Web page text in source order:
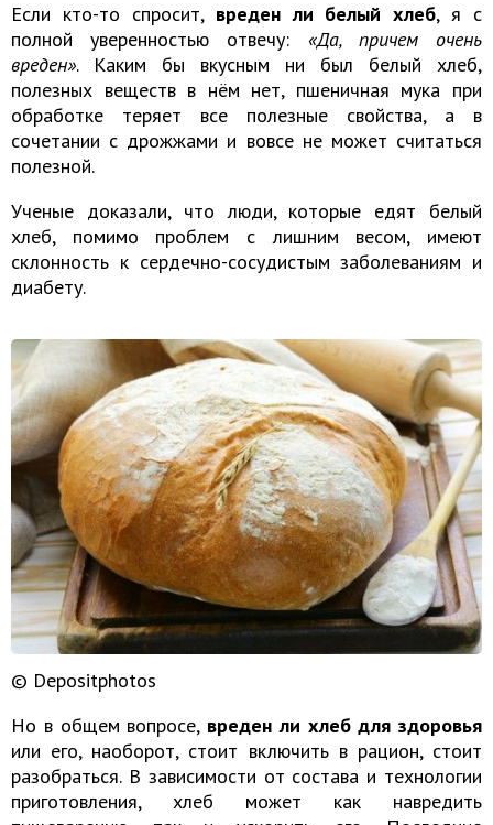
Если кто-то спросит, вреден ли белый хлеб, я с
полной уверенностью отвечу: «Да, причем очень
вреден». Каким бы вкусным ни был белый хлеб,
полезных веществ в нём нет, пшеничная мука при
обработке теряет все полезные свойства, а в
сочетании с дрожжами и вовсе не может считаться
полезной.
Ученые доказали, что люди, которые едят белый
хлеб, помимо проблем с лишним весом, имеют
склонность к сердечно-сосудистым заболеваниям и
диабету.
© Depositphotos
Но в общем вопросе, вреден ли хлеб для здоровья
или его, наоборот, стоит включить в рацион, стоит
разобраться. В зависимости от состава и технологии
приготовления, хлеб может как навредить